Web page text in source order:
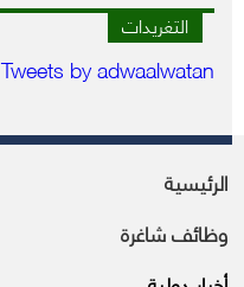
التغريدات
Tweets by adwaalwatan
الرئيسية
وظائف شاغرة